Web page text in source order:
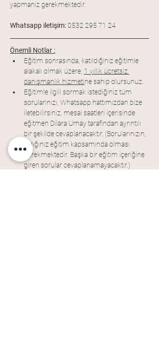
yapmanız gerekmektedir.
Whatsapp iletişim: 0532 295 71 24
Önemli Notlar :
Eğitim sonrasında, katıldığınız eğitimle
alakalı olmak üzere, 1 yıllık ücretsiz
danışmanlık hizmetine sahip olursunuz.
Eğitimle ilgili sormak istediğiniz tüm
sorularınızı, Whatsapp hattımızdan bize
iletebilirsiniz, mesai saatleri içerisinde
eğitmen Dilara Umay tarafından ayrıntılı
bir şekilde cevaplanacaktır. (Sorularınızın,
aldığınız eğitim kapsamında olması
gerekmektedir. Başka bir eğitim içeriğine
giren sorular cevaplanamayacaktır.)